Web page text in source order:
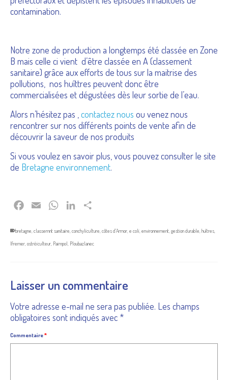
contamination.
Notre zone de production a longtemps été classée en Zone
B mais celle ci vient d’être classée en A (classement
sanitaire) grâce aux efforts de tous sur la maitrise des
pollutions, nos huîttres peuvent donc être
commercialisées et dégustées dès leur sortie de l’eau.
Alors n’hésitez pas , contactez nous ou venez nous
rencontrer sur nos différents points de vente afin de
découvrir la saveur de nos produits
Si vous voulez en savoir plus, vous pouvez consulter le site
de Bretagne environnement.
Facebook
Email WhatsApp
LinkedIn
bretagne classemnt sanitaire conchyliculture côtes d'Armor e coli environnement gestion durable huîtres
Ifremer ostréiculteur Paimpol Ploubazlanec
Laisser un commentaire
Votre adresse e-mail ne sera pas publiée. Les champs
obligatoires sont indiqués avec *
Commentaire*